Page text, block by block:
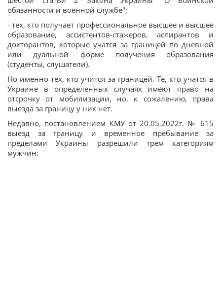
обязанности и военной службе";
- тех, кто получает профессиональное высшее и высшее
образование, ассистентов-стажеров, аспирантов и
докторантов, которые учатся за границей по дневной
или дуальной форме получения образования
(студенты, слушатели).
Но именно тех, кто учится за границей. Те, кто учатся в
Украине в определенных случаях имеют право на
отсрочку от мобилизации, но, к сожалению, права
выезда за границу у них нет.
Недавно, постановлением КМУ от 20.05.2022г. № 615
выезд за границу и временное пребывание за
пределами Украины разрешили трем категориям
мужчин: